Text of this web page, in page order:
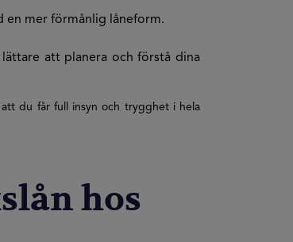
en mer förmånlig låneform.
att planera och förstå dina
du får full insyn och trygghet i hela
hos